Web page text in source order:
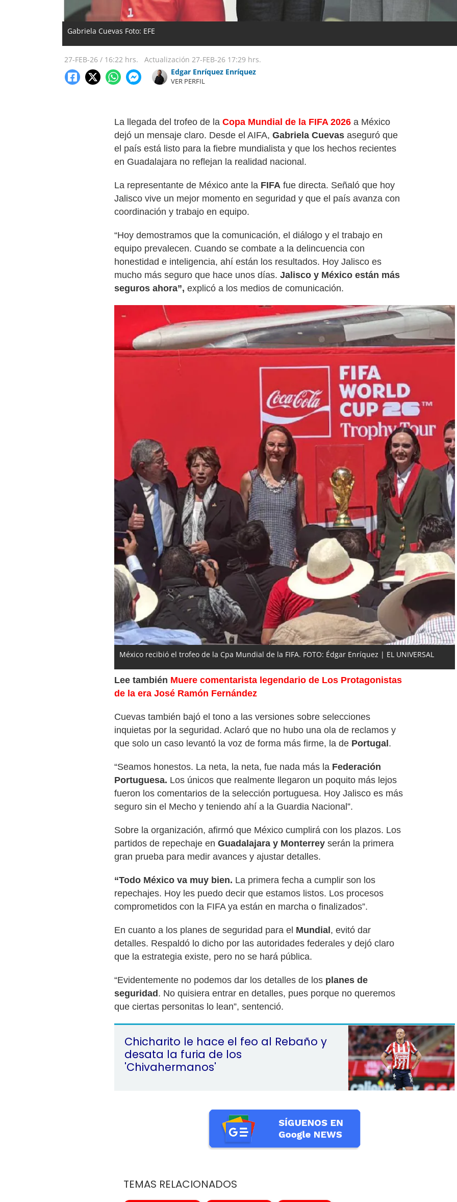
Gabriela Cuevas Foto: EFE
27-FEB-26 / 16:22 hrs. Actualización 27-FEB-26 17:29 hrs.
Edgar Enríquez Enríquez
VER PERFIL
La llegada del trofeo de la Copa Mundial de la FIFA 2026 a México
dejó un mensaje claro. Desde el AIFA, Gabriela Cuevas aseguró que
el país está listo para la fiebre mundialista y que los hechos recientes
en Guadalajara no reflejan la realidad nacional.
La representante de México ante la FIFA fue directa. Señaló que hoy
Jalisco vive un mejor momento en seguridad y que el país avanza con
coordinación y trabajo en equipo.
“Hoy demostramos que la comunicación, el diálogo y el trabajo en
equipo prevalecen. Cuando se combate a la delincuencia con
honestidad e inteligencia, ahí están los resultados. Hoy Jalisco es
mucho más seguro que hace unos días. Jalisco y México están más
seguros ahora”, explicó a los medios de comunicación.
México recibió el trofeo de la Cpa Mundial de la FIFA. FOTO: Édgar Enríquez | EL UNIVERSAL
Lee también Muere comentarista legendario de Los Protagonistas
de la era José Ramón Fernández
Cuevas también bajó el tono a las versiones sobre selecciones
inquietas por la seguridad. Aclaró que no hubo una ola de reclamos y
que solo un caso levantó la voz de forma más firme, la de Portugal .
“Seamos honestos. La neta, la neta, fue nada más la Federación
Portuguesa. Los únicos que realmente llegaron un poquito más lejos
fueron los comentarios de la selección portuguesa. Hoy Jalisco es más
seguro sin el Mecho y teniendo ahí a la Guardia Nacional”.
Sobre la organización, afirmó que México cumplirá con los plazos. Los
partidos de repechaje en Guadalajara y Monterrey serán la primera
gran prueba para medir avances y ajustar detalles.
“Todo México va muy bien. La primera fecha a cumplir son los
repechajes. Hoy les puedo decir que estamos listos. Los procesos
comprometidos con la FIFA ya están en marcha o finalizados”.
En cuanto a los planes de seguridad para el Mundial , evitó dar
detalles. Respaldó lo dicho por las autoridades federales y dejó claro
que la estrategia existe, pero no se hará pública.
“Evidentemente no podemos dar los detalles de los planes de
seguridad . No quisiera entrar en detalles, pues porque no queremos
que ciertas personitas lo lean”, sentenció.
Chicharito le hace el feo al Rebaño y
desata la furia de los
'Chivahermanos'
TEMAS RELACIONADOS